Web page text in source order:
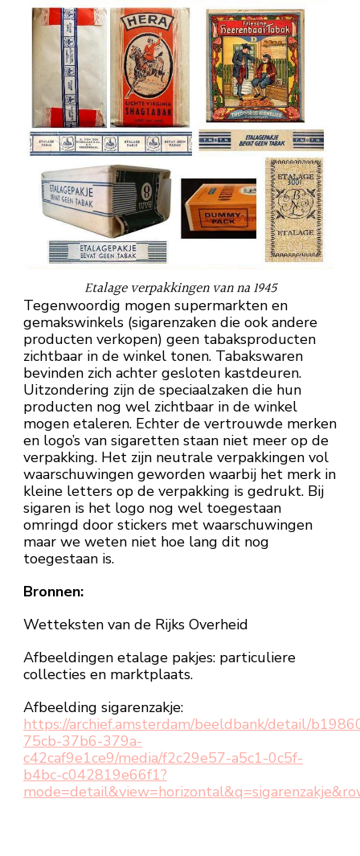
Etalage verpakkingen van na 1945
Tegenwoordig mogen supermarkten en
gemakswinkels (sigarenzaken die ook andere
producten verkopen) geen tabaksproducten
zichtbaar in de winkel tonen. Tabakswaren
bevinden zich achter gesloten kastdeuren.
Uitzondering zijn de speciaalzaken die hun
producten nog wel zichtbaar in de winkel
mogen etaleren. Echter de vertrouwde merken
en logo’s van sigaretten staan niet meer op de
verpakking. Het zijn neutrale verpakkingen vol
waarschuwingen geworden waarbij het merk in
kleine letters op de verpakking is gedrukt. Bij
sigaren is het logo nog wel toegestaan
omringd door stickers met waarschuwingen
maar we weten niet hoe lang dit nog
toegestaan is.
Bronnen:
Wetteksten van de Rijks Overheid
Afbeeldingen etalage pakjes: particuliere
collecties en marktplaats.
Afbeelding sigarenzakje:
https://archief.amsterdam/beeldbank/detail/
75cb-37b6-379a-
c42caf9e1ce9/media/f2c29e57-a5c1-0c5f-
b4bc-c042819e66f1?